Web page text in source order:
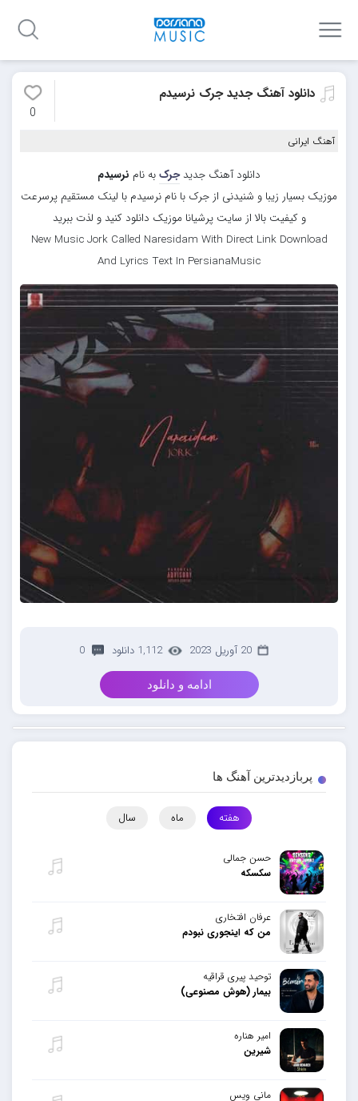
دانلود آهنگ جدید جرک نرسیدم
0
آهنگ ایرانی
دانلود آهنگ جدیدجرکبه نام نرسیدم
موزیک بسیار زیبا و شنیدنی از جرک با نام نرسیدم با لینک مستقیم پرسرعت
و کیفیت بالا از سایت پرشیانا موزیک دانلود کنید و لذت ببرید
New Music Jork Called Naresidam With Direct Link Download
And Lyrics Text In PersianaMusic
20 آوریل 2023 1,112 دانلود 0
ادامه و دانلود
پربازدیدترین آهنگ ها
هفته ماه سال
حسن جمالی
سکسکه
عرفان افتخاری
من که اینجوری نبودم
توحید پیری قراقیه
بیمار (هوش مصنوعی)
امیر هناره
شیرین
مانی ویس